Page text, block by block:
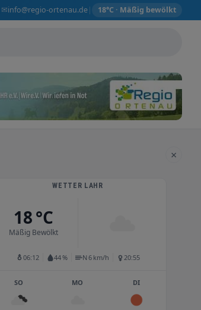
✉info@regio-ortenau.de| 18°C · Mäßig bewölkt
×
WETTER LAHR
18 °C
Mäßig Bewölkt
06:12 44 % N 6 km/h 20:55
SO MO DI